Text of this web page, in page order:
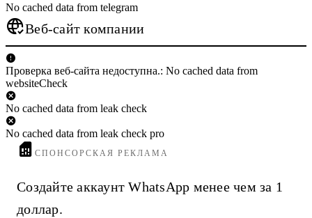
No cached data from telegram
Веб-сайт компании
Проверка веб-сайта недоступна.: No cached data from
websiteCheck
No cached data from leak check
No cached data from leak check pro
СПОНСОРСКАЯ РЕКЛАМА
Создайте аккаунт WhatsApp менее чем за 1
доллар.